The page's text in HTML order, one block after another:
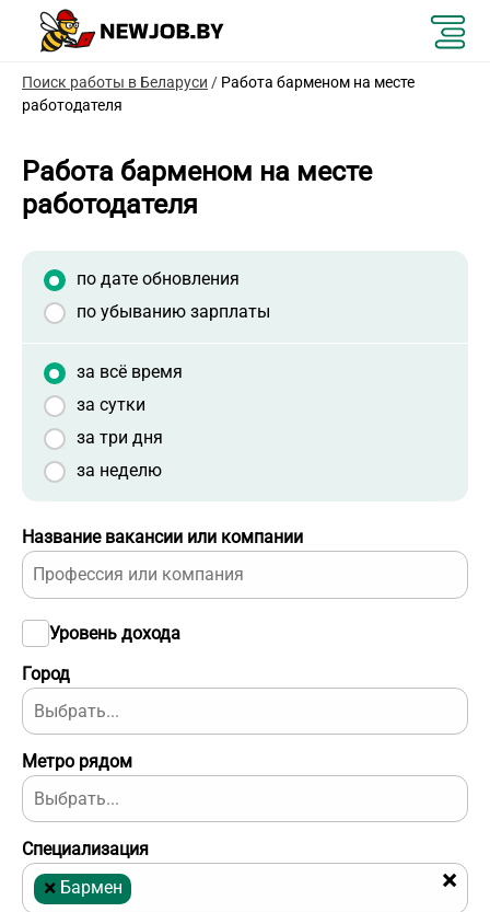
Поиск работы в Беларуси / Работа барменом на месте
работодателя
Работа барменом на месте
работодателя
Название вакансии или компании
Город
Уровень дохода
Метро рядом
по дате обновления
по убыванию зарплаты
за всё время
за сутки
за три дня
за неделю
Специализация
×
× Бармен